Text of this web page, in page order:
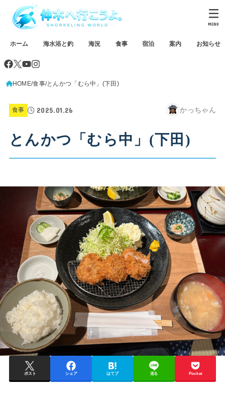
ホーム 海水浴と釣 海況 食事 宿泊 案内 お知らせ
MENU
HOME 食事 とんかつ「むら中」(下田)
食事 2025.01.26 かっちゃん
とんかつ「むら中」(下田)
ポスト シェア はてブ 送る Pocket